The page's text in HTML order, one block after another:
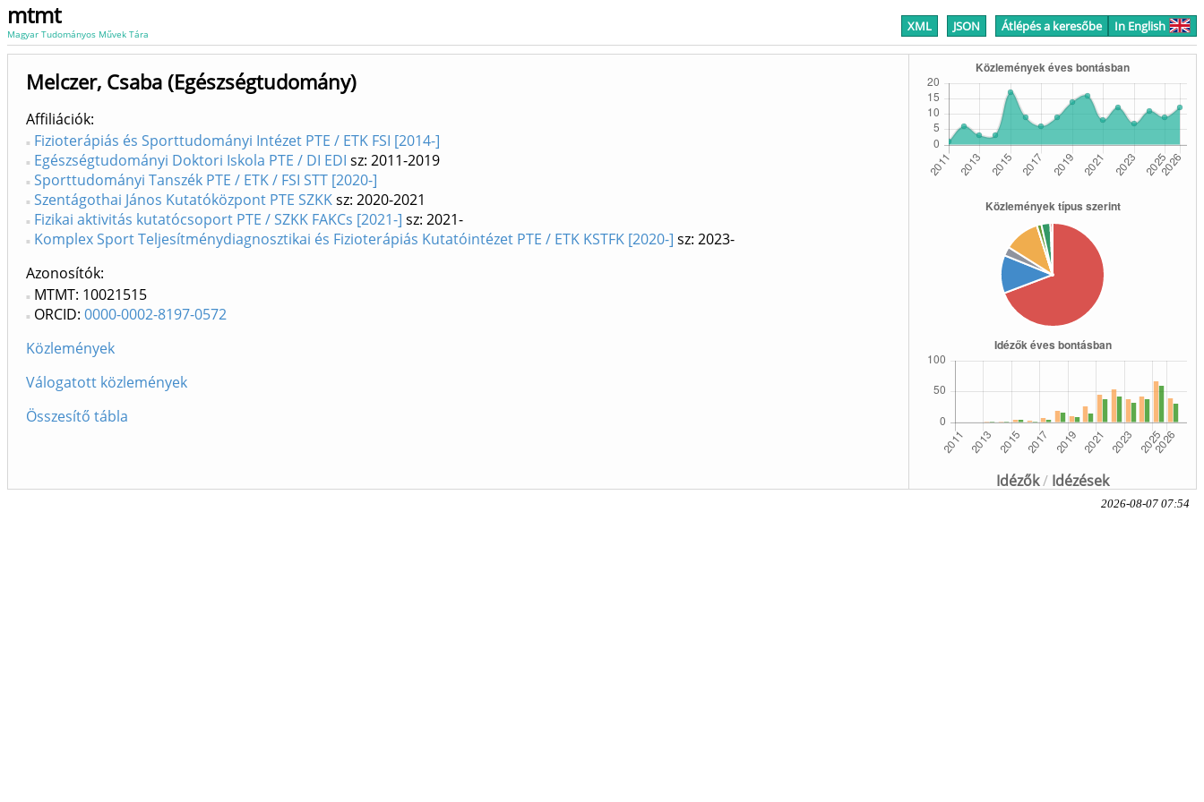
mtmt
Magyar Tudományos Művek Tára XML JSON Átlépés a keresőbe In English
Idézők/ Idézések
Melczer, Csaba (Egészségtudomány)
Affiliációk
Fizioterápiás és Sporttudományi Intézet PTE / ETK FSI [2014-]
Egészségtudományi Doktori Iskola PTE / DI EDI sz: 2011-2019
Sporttudományi Tanszék PTE / ETK / FSI STT [2020-]
Szentágothai János Kutatóközpont PTE SZKKsz: 2020-2021
Fizikai aktivitás kutatócsoport PTE / SZKK FAKCs [2021-] sz: 2021-
Komplex Sport Teljesítménydiagnosztikai és Fizioterápiás Kutatóintézet PTE / ETK KSTFK [2020-] sz: 2023-
Azonosítók
MTMT: 10021515
ORCID: 0000-0002-8197-0572
Közlemények
Válogatott közlemények
Összesítő tábla
2026-08-07 07:54